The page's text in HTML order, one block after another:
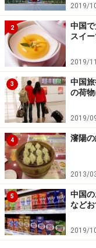
2019/
2
中国
スイ
2019/
3
中国
の荷
2019/
4 瀋陽
2013/
5
中国
など
2019/